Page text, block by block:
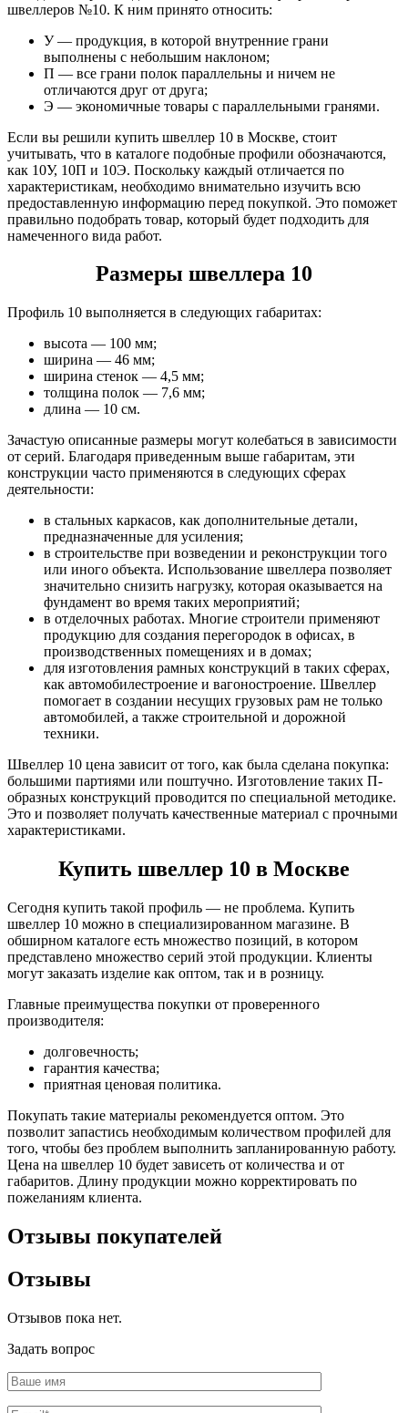
швеллеров №10. К ним принято относить:
У — продукция, в которой внутренние грани
выполнены с небольшим наклоном;
П — все грани полок параллельны и ничем не
отличаются друг от друга;
Э — экономичные товары с параллельными гранями.
Если вы решили купить швеллер 10 в Москве, стоит
учитывать, что в каталоге подобные профили обозначаются,
как 10У, 10П и 10Э. Поскольку каждый отличается по
характеристикам, необходимо внимательно изучить всю
предоставленную информацию перед покупкой. Это поможет
правильно подобрать товар, который будет подходить для
намеченного вида работ.
Размеры швеллера 10
Профиль 10 выполняется в следующих габаритах:
высота — 100 мм;
ширина — 46 мм;
ширина стенок — 4,5 мм;
толщина полок — 7,6 мм;
длина — 10 см.
Зачастую описанные размеры могут колебаться в зависимости
от серий. Благодаря приведенным выше габаритам, эти
конструкции часто применяются в следующих сферах
деятельности:
в стальных каркасов, как дополнительные детали,
предназначенные для усиления;
в строительстве при возведении и реконструкции того
или иного объекта. Использование швеллера позволяет
значительно снизить нагрузку, которая оказывается на
фундамент во время таких мероприятий;
в отделочных работах. Многие строители применяют
продукцию для создания перегородок в офисах, в
производственных помещениях и в домах;
для изготовления рамных конструкций в таких сферах,
как автомобилестроение и вагоностроение. Швеллер
помогает в создании несущих грузовых рам не только
автомобилей, а также строительной и дорожной
техники.
Швеллер 10 цена зависит от того, как была сделана покупка:
большими партиями или поштучно. Изготовление таких П-
образных конструкций проводится по специальной методике.
Это и позволяет получать качественные материал с прочными
характеристиками.
Купить швеллер 10 в Москве
Сегодня купить такой профиль — не проблема. Купить
швеллер 10 можно в специализированном магазине. В
обширном каталоге есть множество позиций, в котором
представлено множество серий этой продукции. Клиенты
могут заказать изделие как оптом, так и в розницу.
Главные преимущества покупки от проверенного
производителя:
долговечность;
гарантия качества;
приятная ценовая политика.
Покупать такие материалы рекомендуется оптом. Это
позволит запастись необходимым количеством профилей для
того, чтобы без проблем выполнить запланированную работу.
Цена на швеллер 10 будет зависеть от количества и от
габаритов. Длину продукции можно корректировать по
пожеланиям клиента.
Отзывы покупателей
Отзывы
Отзывов пока нет.
Задать вопрос